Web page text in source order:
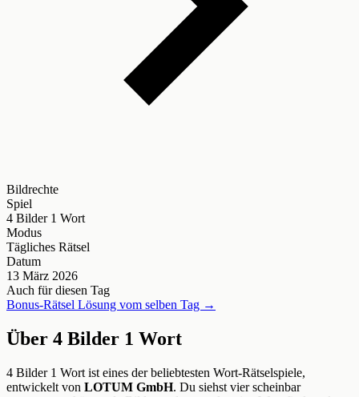
Bildrechte
Spiel
4 Bilder 1 Wort
Modus
Tägliches Rätsel
Datum
13 März 2026
Auch für diesen Tag
Bonus-Rätsel Lösung vom selben Tag →
Über 4 Bilder 1 Wort
4 Bilder 1 Wort ist eines der beliebtesten Wort-Rätselspiele,
entwickelt von LOTUM GmbH. Du siehst vier scheinbar